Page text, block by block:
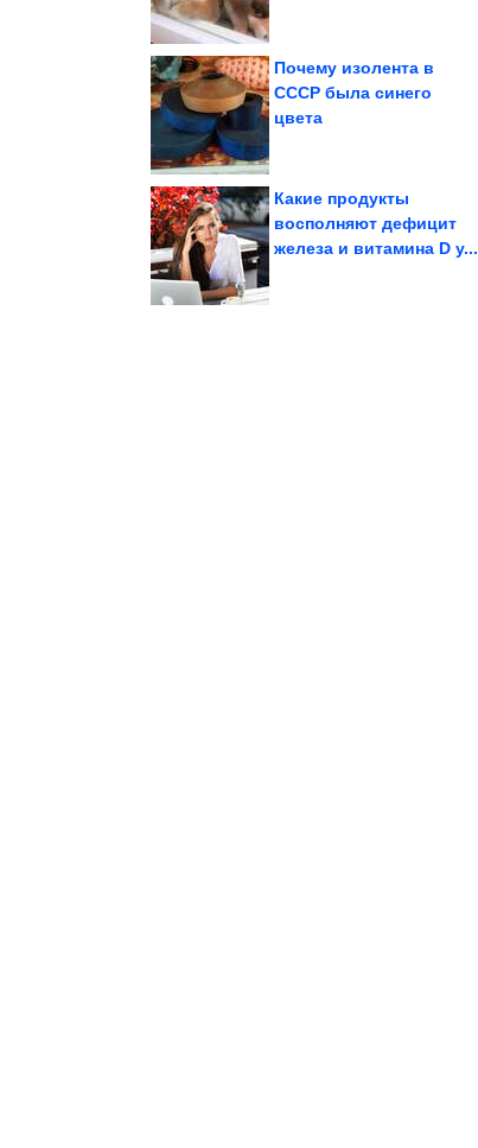
Причины, почему
Почему изолента в
СССР была синего
цвета
воспроизвести в
Какие продукты
восполняют дефицит
железа и витамина D у...